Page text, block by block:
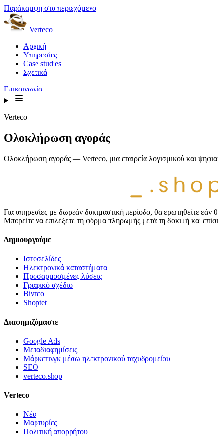
Παράκαμψη στο περιεχόμενο
Verteco
Αρχική
Υπηρεσίες
Case studies
Σχετικά
Επικοινωνία
Verteco
Ολοκλήρωση αγοράς
Ολοκλήρωση αγοράς — Verteco, μια εταιρεία λογισμικού και
Για υπηρεσίες με δωρεάν δοκιμαστική περίοδο, θα ερωτηθείτε εάν
Μπορείτε να επιλέξετε τη φόρμα πληρωμής μετά τη δοκιμή και
Δημιουργούμε
Ιστοσελίδες
Ηλεκτρονικά καταστήματα
Προσαρμοσμένες λύσεις
Γραφικό σχέδιο
Βίντεο
Shoptet
Διαφημιζόμαστε
Google Ads
Μεταδιαφημίσεις
Μάρκετινγκ μέσω ηλεκτρονικού ταχυδρομείου
SEO
verteco.shop
Verteco
Νέα
Μαρτυρίες
Πολιτική απορρήτου